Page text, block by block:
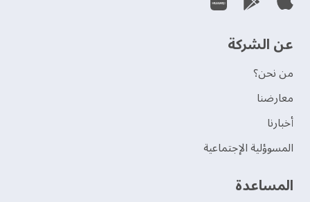
عن الشركة
من نحن؟
‫معارضنا‬
‫أخبارنا‬
المسوؤلية الإجتماعية
‫المساعدة‬